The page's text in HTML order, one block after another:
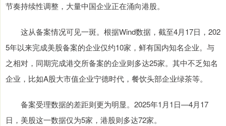
节奏持续性调整，大量中国企业正在涌向港股。
这从备案情况可见一斑。根据Wind数据，截至4月17日，202
5年以来完成美股备案的企业仅约10家，鲜有国内知名企业。与
之相对，同期完成港交所备案的企业则多达25家。其中不乏知名
企业，比如A股大市值企业宁德时代，餐饮头部企业绿茶等。
备案受理数据的差距则更为明显。2025年1月1日—4月17
日，美股这一数据仅为5家，港股则多达72家。